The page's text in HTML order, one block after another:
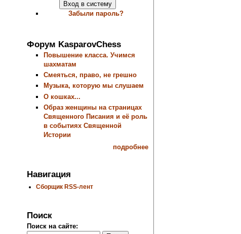
Забыли пароль?
Форум KasparovChess
Повышение класса. Учимся
шахматам
Смеяться, право, не грешно
Музыка, которую мы слушаем
О кошках...
Образ женщины на страницах
Священного Писания и её роль
в событиях Священной
Истории
подробнее
Навигация
Сборщик RSS-лент
Поиск
Поиск на сайте: